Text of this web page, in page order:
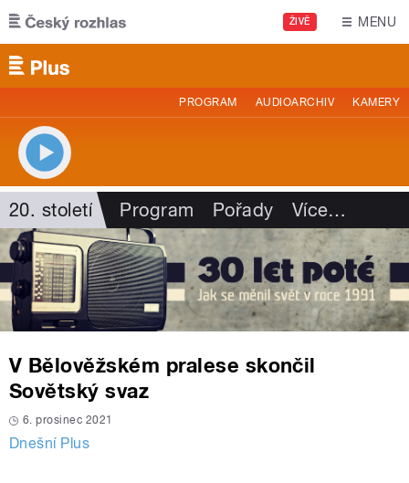
Přejít k hlavnímu obsahu
ŽIVĚ MENU
PROGRAM AUDIOARCHIV KAMERY
20. století Program Pořady Více…
V Bělověžském pralese skončil
Sovětský svaz
6. prosinec 2021
Dnešní Plus